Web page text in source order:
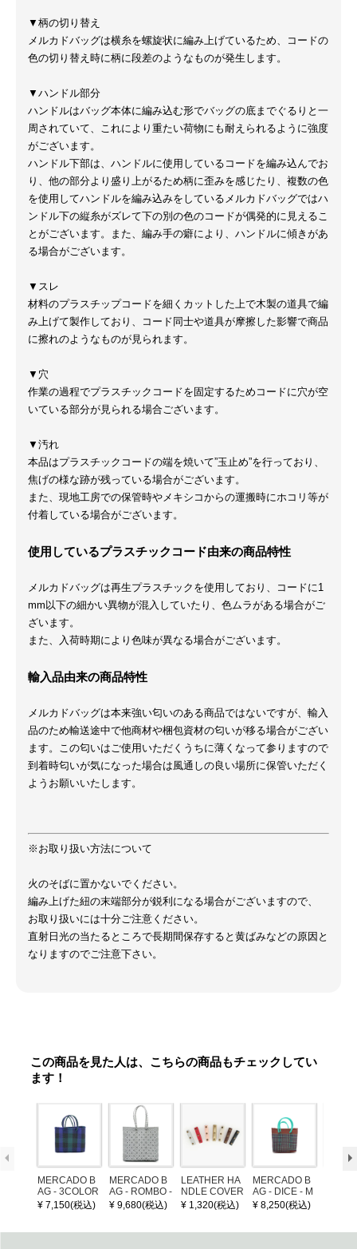
▼柄の切り替え
メルカドバッグは横糸を螺旋状に編み上げているため、コードの
色の切り替え時に柄に段差のようなものが発生します。
▼ハンドル部分
ハンドルはバッグ本体に編み込む形でバッグの底までぐるりと一
周されていて、これにより重たい荷物にも耐えられるように強度
がございます。
ハンドル下部は、ハンドルに使用しているコードを編み込んでお
り、他の部分より盛り上がるため柄に歪みを感じたり、複数の色
を使用してハンドルを編み込みをしているメルカドバッグではハ
ンドル下の縦糸がズレて下の別の色のコードが偶発的に見えるこ
とがございます。また、編み手の癖により、ハンドルに傾きがあ
る場合がございます。
▼スレ
材料のプラスチップコードを細くカットした上で木製の道具で編
み上げて製作しており、コード同士や道具が摩擦した影響で商品
に擦れのようなものが見られます。
▼穴
作業の過程でプラスチックコードを固定するためコードに穴が空
いている部分が見られる場合ございます。
▼汚れ
本品はプラスチックコードの端を焼いて”玉止め”を行っており、
焦げの様な跡が残っている場合がございます。
また、現地工房での保管時やメキシコからの運搬時にホコリ等が
付着している場合がございます。
使用しているプラスチックコード由来の商品特性
メルカドバッグは再生プラスチックを使用しており、コードに1
mm以下の細かい異物が混入していたり、色ムラがある場合がご
ざいます。
また、入荷時期により色味が異なる場合がございます。
輸入品由来の商品特性
メルカドバッグは本来強い匂いのある商品ではないですが、輸入
品のため輸送途中で他商材や梱包資材の匂いが移る場合がござい
ます。この匂いはご使用いただくうちに薄くなって参りますので
到着時匂いが気になった場合は風通しの良い場所に保管いただく
ようお願いいたします。
※お取り扱い方法について
火のそばに置かないでください。
編み上げた紐の末端部分が鋭利になる場合がございますので、
お取り扱いには十分ご注意ください。
直射日光の当たるところで長期間保存すると黄ばみなどの原因と
なりますのでご注意下さい。
この商品を見た人は、こちらの商品もチェックしてい
ます！
MERCADO B
AG - 3COLOR
S CHECK - Bl
¥ 7,150(税込)
MERCADO B
AG - ROMBO -
LONG HANDL
¥ 9,680(税込)
LEATHER HA
NDLE COVER
¥ 1,320(税込)
MERCADO B
AG - DICE - M
OSAIC - Copp
¥ 8,250(税込)